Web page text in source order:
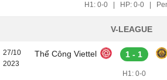
H1: 0-0 HP: 0-0
V-LEAGUE
27/10
2023
Thể Công Viettel 1 - 1
H1: 0-0